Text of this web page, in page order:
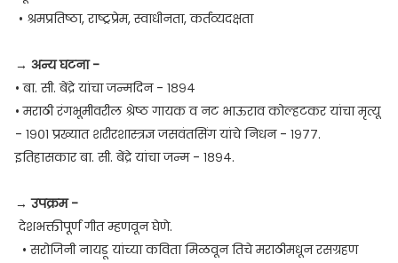
• श्रमप्रतिष्ठा, राष्ट्रप्रेम, स्वाधीनता, कर्तव्यदक्षता
→ अन्य घटना -
• बा. सी. बेंद्रे यांचा जन्मदिन - १८९४
• मराठी रंगभूमीवरील श्रेष्ठ गायक व नट भाऊराव कोल्हटकर यांचा मृत्यू
- १९०१ प्रख्यात शरीरशास्त्रज्ञ जसवंतसिंग यांचे निधन - १९७७.
इतिहासकार बा. सी. बेंद्रे यांचा जन्म - १८९४.
→ उपक्रम -
देशभक्तीपूर्ण गीत म्हणवून घेणे.
• सरोजिनी नायडू यांच्या कविता मिळवून तिचे मराठीमधून रसग्रहण